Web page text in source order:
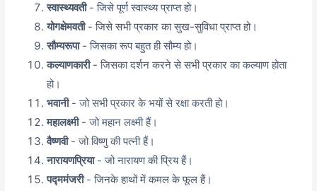
स्वास्थ्यवती- जिसे पूर्ण स्वास्थ्य प्राप्त हो।
योगक्षेमवती- जिसे सभी प्रकार का सुख-सुविधा प्राप्त हो।
सौम्यरूपा- जिसका रूप बहुत ही सौम्य हो।
कल्याणकारी- जिसका दर्शन करने से सभी प्रकार का कल्याण होता
हो।
भवानी- जो सभी प्रकार के भयों से रक्षा करती हो।
महालक्ष्मी- जो महान लक्ष्मी हैं।
वैष्णवी- जो विष्णु की पत्नी हैं।
नारायणप्रिया- जो नारायण की प्रिय हैं।
पद्ममंजरी- जिनके हाथों में कमल के फूल हैं।